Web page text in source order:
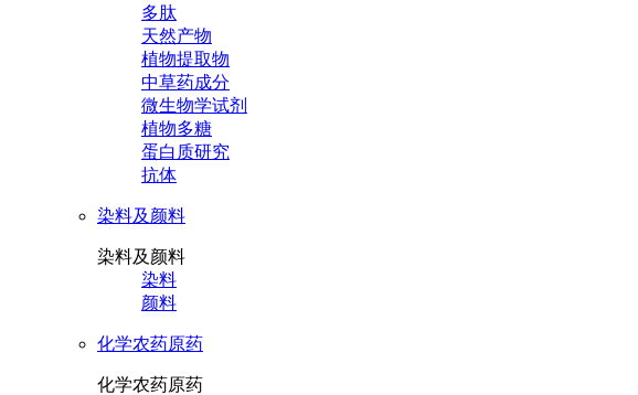
多肽
天然产物
植物提取物
中草药成分
微生物学试剂
植物多糖
蛋白质研究
抗体
染料及颜料
染料及颜料
染料
颜料
化学农药原药
化学农药原药